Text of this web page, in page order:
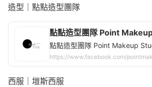
造型｜點點造型團隊
點點造型團隊 Point
https://www.facebook.com/
西服｜塏斯西服